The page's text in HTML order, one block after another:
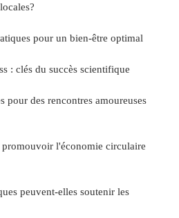
pour un bien-être optimal
: clés du succès scientifique
pour des rencontres amoureuses
l'économie circulaire
peuvent-elles soutenir les